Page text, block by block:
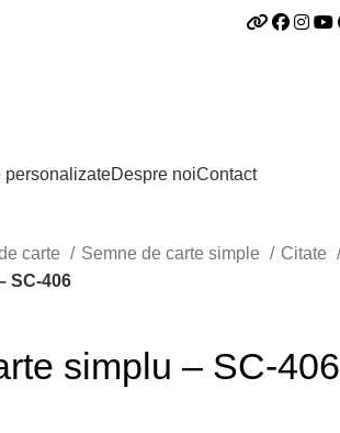
personalizateDespre noiContact
carte Semne de carte simple
Citate
SC-406
simplu – SC-406